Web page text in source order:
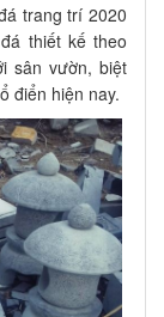
trang trí 2020
thiết kế theo
sân vườn, biệt
điển hiện nay.